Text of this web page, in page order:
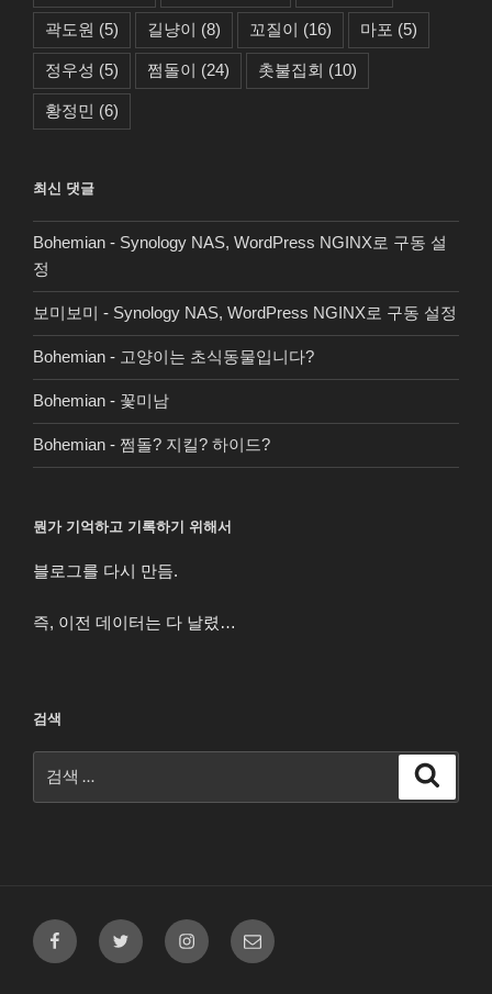
곽도원 (5) 길냥이 (8) 꼬질이 (16) 마포 (5)
정우성 (5) 쩜돌이 (24) 촛불집회 (10)
황정민 (6)
최신 댓글
Bohemian - Synology NAS, WordPress NGINX로 구동 설
정
보미보미 - Synology NAS, WordPress NGINX로 구동 설정
Bohemian - 고양이는 초식동물입니다?
Bohemian - 꽃미남
Bohemian - 쩜돌? 지킬? 하이드?
뭔가 기억하고 기록하기 위해서
블로그를 다시 만듬.
즉, 이전 데이터는 다 날렸…
검색
색:
페
이
트
위
인
스
이
메